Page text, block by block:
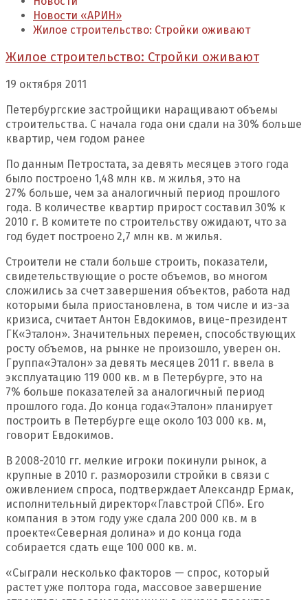
Новости «АРИН»
Жилое строительство: Стройки оживают
Жилое строительство: Стройки оживают
19 октября 2011
Петербургские застройщики наращивают объемы
строительства. С начала года они сдали на 30% больше
квартир, чем годом ранее
По данным Петростата, за девять месяцев этого года
было построено 1,48 млн кв. м жилья, это на
27% больше, чем за аналогичный период прошлого
года. В количестве квартир прирост составил 30% к
2010 г. В комитете по строительству ожидают, что за
год будет построено 2,7 млн кв. м жилья.
Строители не стали больше строить, показатели,
свидетельствующие о росте объемов, во многом
сложились за счет завершения объектов, работа над
которыми была приостановлена, в том числе и из-за
кризиса, считает Антон Евдокимов, вице-президент
ГК«Эталон». Значительных перемен, способствующих
росту объемов, на рынке не произошло, уверен он.
Группа«Эталон» за девять месяцев 2011 г. ввела в
эксплуатацию 119 000 кв. м в Петербурге, это на
7% больше показателей за аналогичный период
прошлого года. До конца года«Эталон» планирует
построить в Петербурге еще около 103 000 кв. м,
говорит Евдокимов.
В 2008-2010 гг. мелкие игроки покинули рынок, а
крупные в 2010 г. разморозили стройки в связи с
оживлением спроса, подтверждает Александр Ермак,
исполнительный директор« Главстрой СПб». Его
компания в этом году уже сдала 200 000 кв. м в
проекте«Северная долина» и до конца года
собирается сдать еще 100 000 кв. м.
«Сыграли несколько факторов — спрос, который
растет уже полтора года, массовое завершение